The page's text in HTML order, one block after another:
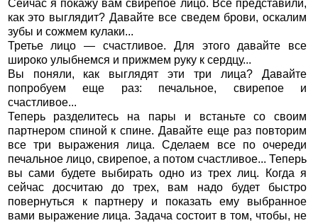
Сейчас я покажу вам свирепое лицо. Все представили,
как это выглядит? Давайте все сведем брови, оскалим
зубы и сожмем кулаки...
Третье лицо — счастливое. Для этого давайте все
широко улыбнемся и прижмем руку к сердцу...
Вы поняли, как выглядят эти три лица? Давайте
попробуем еще раз: печальное, свирепое и
счастливое...
Теперь разделитесь на пары и встаньте со своим
партнером спиной к спине. Давайте еще раз повторим
все три выражения лица. Сделаем все по очереди
печальное лицо, свирепое, а потом счастливое... Теперь
вы сами будете выбирать одно из трех лиц. Когда я
сейчас досчитаю до трех, вам надо будет быстро
повернуться к партнеру и показать ему выбранное
вами выражение лица. Задача состоит в том, чтобы, не